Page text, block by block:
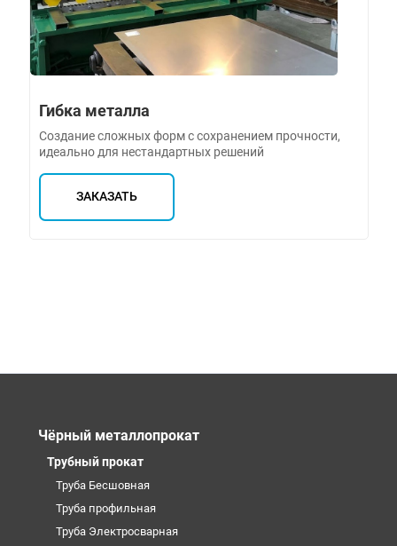
Гибка металла
Создание сложных форм с сохранением прочности,
идеально для нестандартных решений
ЗАКАЗАТЬ
Чёрный металлопрокат
Трубный прокат
Труба Бесшовная
Труба профильная
Труба Электросварная